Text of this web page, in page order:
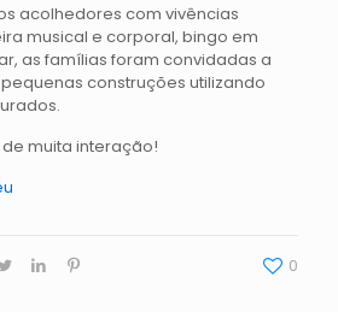
acolhedores com vivências
musical e corporal, bingo em
as famílias foram convidadas a
construções utilizando
muita interação!
0